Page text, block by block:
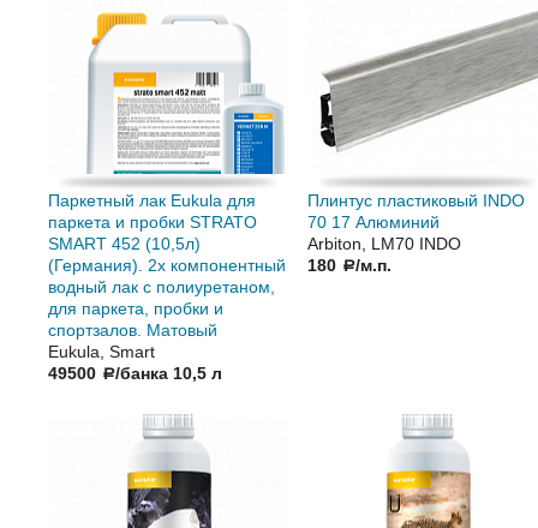
Паркетный лак Eukula для
паркета и пробки STRATO
SMART 452 (10,5л)
(Германия). 2х компонентный
водный лак с полиуретаном,
для паркета, пробки и
спортзалов. Матовый
Eukula, Smart
49500 a/банка 10,5 л
Плинтус пластиковый INDO
70 17 Алюминий
Arbiton, LM70 INDO
180 a/м.п.